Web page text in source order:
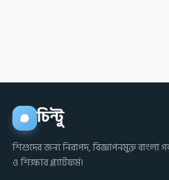
চিন্টু
শিশুদের জন্য নিরাপদ, বিজ্ঞাপনমুক্ত বাংলা
ও শিক্ষার প্ল্যাটফর্ম।